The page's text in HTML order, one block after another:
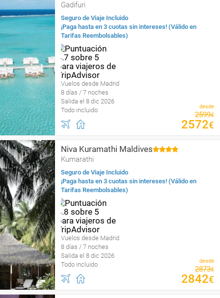
Gadifuri
Seguro de Viaje Incluido
¡Paga hasta en 3 cuotas sin intereses! (Válido en
Tarifas Reembolsables)
Vuelos desde Madrid
8 días / 7 noches
Salida el 8 dic 2026
Todo incluido
desde
2599€
2572€
Niva Kuramathi Maldives
Kumarathi
Seguro de Viaje Incluido
¡Paga hasta en 3 cuotas sin intereses! (Válido en
Tarifas Reembolsables)
Vuelos desde Madrid
8 días / 7 noches
Salida el 8 dic 2026
Todo incluido
desde
2873€
2842€